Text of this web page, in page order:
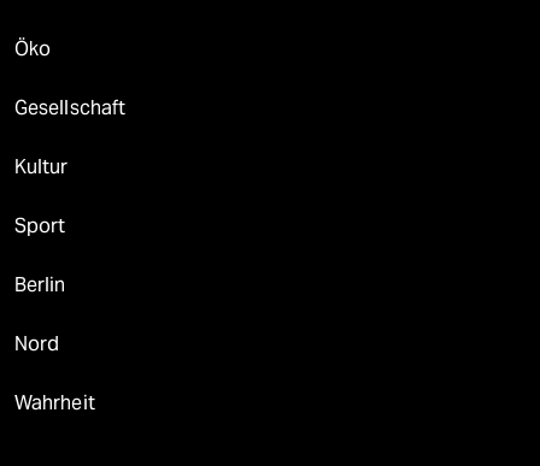
Öko
Gesellschaft
Kultur
Sport
Berlin
Nord
Wahrheit